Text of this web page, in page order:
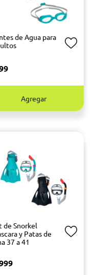
de Agua para
Agregar
de Snorkel
y Patas de
37 a 41